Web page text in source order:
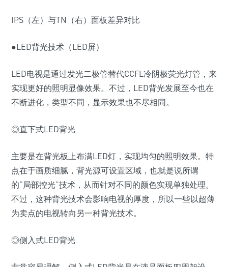
IPS（左）与TN（右）面板差异对比
●LED背光技术（LED屏）
LED电视是通过发光二极管替代CCFL冷阴极荧光灯管，来
实现更好的照明显像效果。不过，LED背光发展至今也在
不断进化，类型不同，显示效果也不尽相同。
◎直下式LED背光
主要是在背光板上布满LED灯，实现均匀的照明效果。特
点在于画质细腻，背光源可设置区域，也就是说所谓
的“局部控光”技术，从而针对不同的颜色实现单独处理。
不过，这种背光技术会影响电视的厚度，所以一些以超薄
为卖点的电视转向另一种背光技术。
◎侧入式LED背光